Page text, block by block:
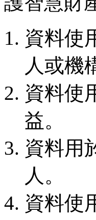
資料使
人或機
資料使
益。
資料用
人。
資料使